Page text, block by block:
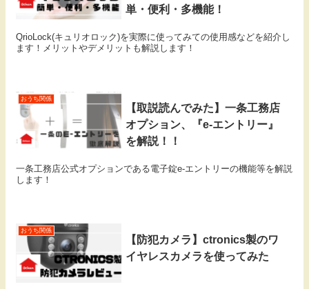
単・便利・多機能！
QrioLock(キュリオロック)を実際に使ってみての使用感などを紹介し
ます！メリットやデメリットも解説します！
おうち関係
【取説読んでみた】一条工務店
オプション、『e-エントリー』
を解説！！
一条工務店公式オプションである電子錠e-エントリーの機能等を解説
します！
おうち関係
【防犯カメラ】ctronics製のワ
イヤレスカメラを使ってみた